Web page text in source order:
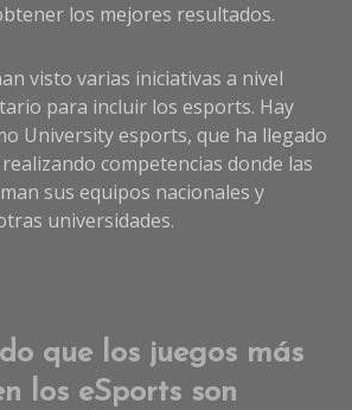
los mejores resultados.
visto varias iniciativas a nivel
para incluir los esports. Hay
University esports, que ha llegado
competencias donde las
sus equipos nacionales y
universidades.
que los juegos más
los eSports son